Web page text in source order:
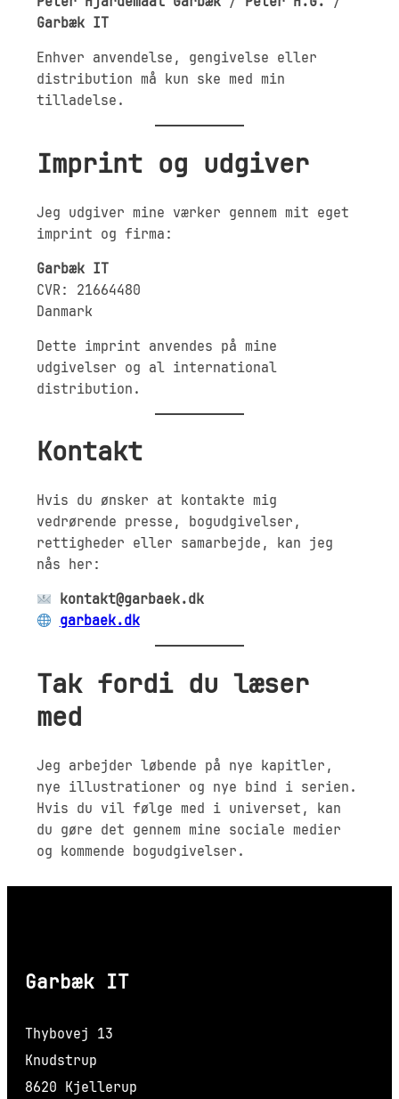
Garbæk IT
Enhver anvendelse, gengivelse eller
distribution må kun ske med min
tilladelse.
Imprint og udgiver
Jeg udgiver mine værker gennem mit eget
imprint og firma:
Garbæk IT
CVR: 21664480
Danmark
Dette imprint anvendes på mine
udgivelser og al international
distribution.
Kontakt
Hvis du ønsker at kontakte mig
vedrørende presse, bogudgivelser,
rettigheder eller samarbejde, kan jeg
nås her:
kontakt@garbaek.dk
garbaek.dk
Tak fordi du læser
med
Jeg arbejder løbende på nye kapitler,
nye illustrationer og nye bind i serien.
Hvis du vil følge med i universet, kan
du gøre det gennem mine sociale medier
og kommende bogudgivelser.
Garbæk IT
Thybovej 13
Knudstrup
8620 Kjellerup